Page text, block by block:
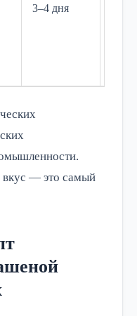
3–4 дня
вкус — это самый